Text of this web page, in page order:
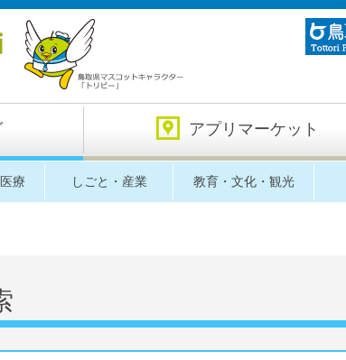
アプリマーケット
療 しごと・産業 教育・文化・観光